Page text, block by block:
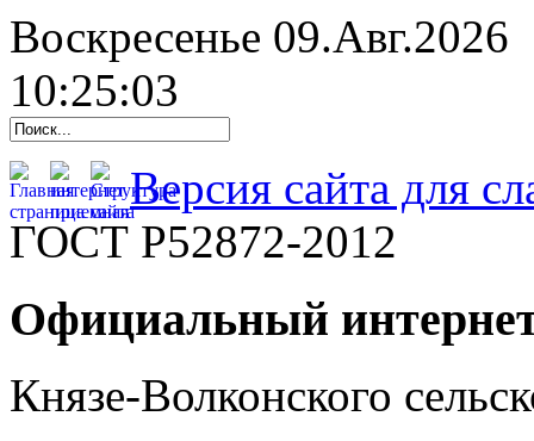
Воскресенье 09.Авг.2026
10:25:04
Версия сайта для
ГОСТ Р52872-2012
Официальный
Князе-Волконского